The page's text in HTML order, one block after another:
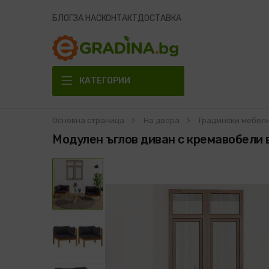
БЛОГЗА НАСКОНТАКТДОСТАВКА
КАТЕГОРИИ
Основна страница На двора Градински
Модулен ъглов диван с кремавобели
Преминете
края
на
галерията
изображенията